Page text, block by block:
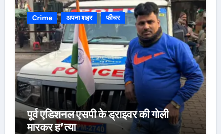
Crime अपना शहर फीचर
पूर्व एडिशनल एसपी के ड्राइवर की गोली
मारकर ह’त्या